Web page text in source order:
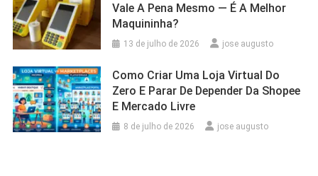
Vale A Pena Mesmo — É A Melhor
Maquininha?
13 de julho de 2026 jose augusto
Como Criar Uma Loja Virtual Do
Zero E Parar De Depender Da Shopee
E Mercado Livre
8 de julho de 2026 jose augusto